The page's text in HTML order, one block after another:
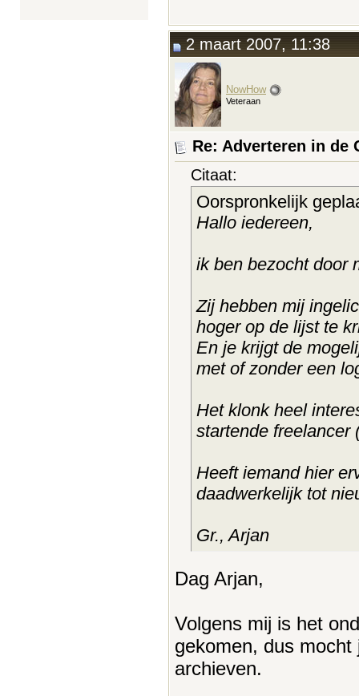
2 maart 2007, 11:38
NowHow
Veteraan
Re: Adverteren in de
Citaat:
Oorspronkelijk
Hallo iedereen,
ik ben bezocht door
Zij hebben mij
hoger op de lijst te
En je krijgt de
met of zonder een
Het klonk heel
startende freelancer
Heeft iemand hier
daadwerkelijk tot
Gr., Arjan
Dag Arjan,
Volgens mij is het
gekomen, dus
archieven.